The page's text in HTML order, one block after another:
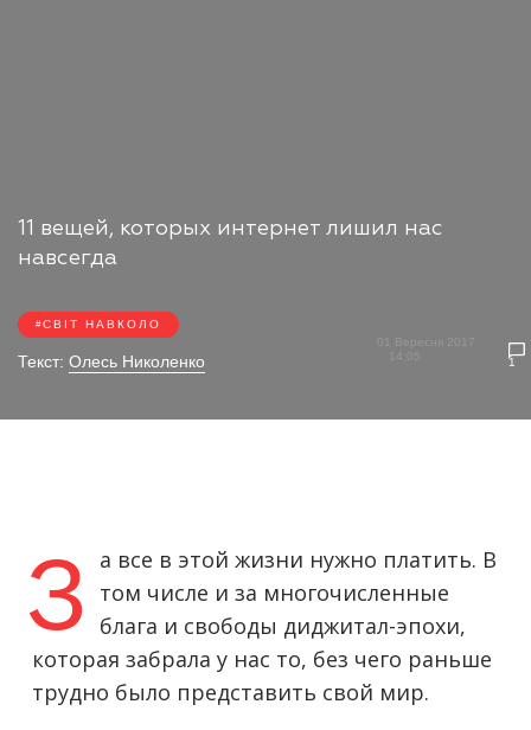
11 вещей, которых интернет лишил нас
навсегда
СВІТ НАВКОЛО
Текст: Олесь Николенко
01 Вересня 2017
1
З
а все в этой жизни нужно платить. В
том числе и за многочисленные
блага и свободы диджитал-эпохи,
которая забрала у нас то, без чего раньше
трудно было представить свой мир.